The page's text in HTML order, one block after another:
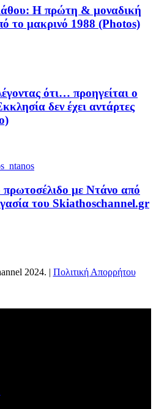
Η πρώτη & μοναδική
το μακρινό 1988 (Photos)
ότι… προηγείται ο
δεν έχει αντάρτες
με Ντάνο από
του Skiathoschannel.gr
2024. | Πολιτική Απορρήτου